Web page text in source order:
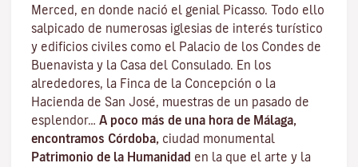
Merced, en donde nació el genial Picasso. Todo ello
salpicado de numerosas iglesias de interés turístico
y edificios civiles como el Palacio de los Condes de
Buenavista y la Casa del Consulado. En los
alrededores, la Finca de la Concepción o la
Hacienda de San José, muestras de un pasado de
esplendor… A poco más de una hora de Málaga,
encontramos Córdoba, ciudad monumental
Patrimonio de la Humanidad en la que el arte y la